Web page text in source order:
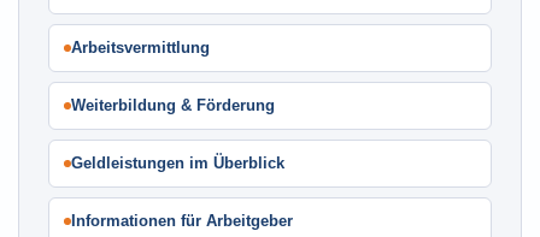
Arbeitsvermittlung
Weiterbildung & Förderung
Geldleistungen im Überblick
Informationen für Arbeitgeber